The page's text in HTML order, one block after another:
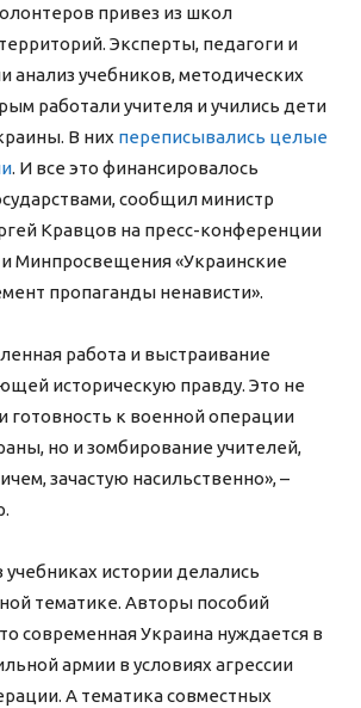
привез из школ
Эксперты, педагоги и
анализ учебников, методических
работали учителя и учились дети
В них переписывались целые
. И все это финансировалось
сообщил министр
Кравцов на пресс-конференции
Минпросвещения «Украинские
пропаганды ненависти».
работа и выстраивание
историческую правду. Это не
готовность к военной операции
но и зомбирование учителей,
зачастую насильственно», –
учебниках истории делались
тематике. Авторы пособий
современная Украина нуждается в
армии в условиях агрессии
А тематика совместных